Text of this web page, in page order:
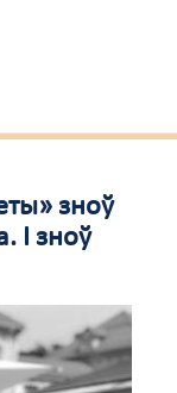
зноў
І зноў